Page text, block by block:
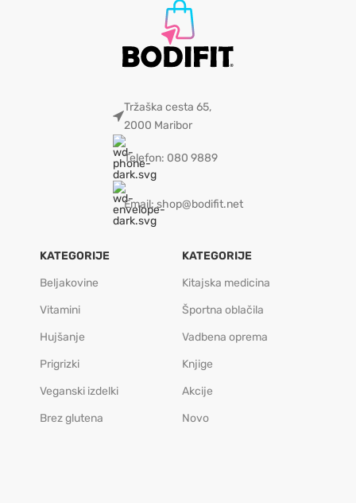
Tržaška cesta 65,
2000 Maribor
Telefon: 080 9889
Email: shop@bodifit.net
KATEGORIJE
Beljakovine
Vitamini
Hujšanje
Prigrizki
Veganski izdelki
Brez glutena
KATEGORIJE
Kitajska medicina
Športna oblačila
Vadbena oprema
Knjige
Akcije
Novo